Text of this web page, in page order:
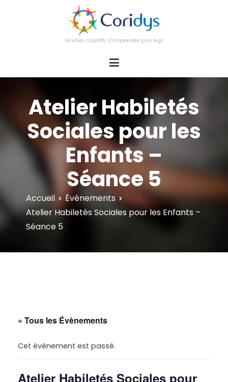
d'actions Information Accompagnement
Innovation/E­xpertise Formations autour des
Atelier Habiletés
Sociales pour les
Enfants –
Séance 5
Accueil
Évènements
Atelier Habiletés Sociales pour les Enfants –
Séance 5
« Tous les Évènements
Cet évènement est passé.
Atelier Habiletés Sociales pour